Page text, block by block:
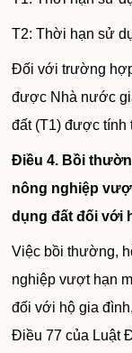
T2: Thời hạn sử
Đối vớitrường
được Nhà nước
đất (T1) được tính
Điều 4. Bồi
nông nghiệp
dụng đất đối với
Việc bồi thường,
nghiệp vượt hạn
đối với hộ gia
Điều 77 của Luật